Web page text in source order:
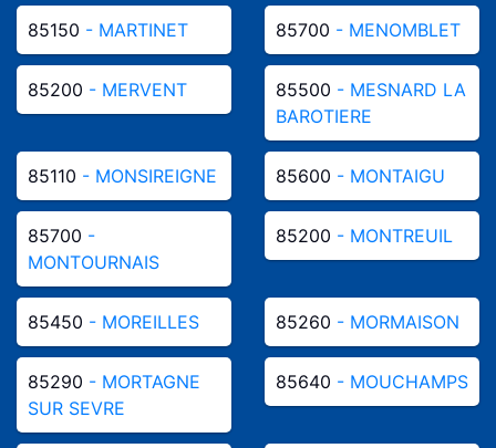
85150 - MARTINET 85700 - MENOMBLET
85200 - MERVENT 85500 - MESNARD LA
BAROTIERE
85110 - MONSIREIGNE 85600 - MONTAIGU
85700 -
MONTOURNAIS
85200 - MONTREUIL
85450 - MOREILLES 85260 - MORMAISON
85290 - MORTAGNE
SUR SEVRE
85640 - MOUCHAMPS